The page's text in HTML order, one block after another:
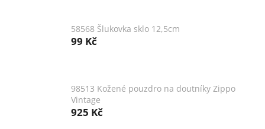
58568 Šlukovka sklo 12,5cm
99 Kč
98513 Kožené pouzdro na doutníky Zippo
Vintage
925 Kč